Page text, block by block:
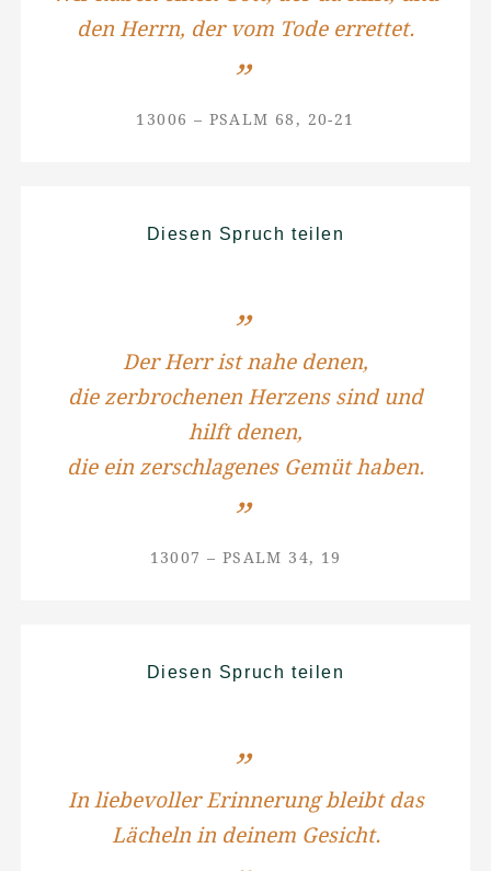
den Herrn, der vom Tode errettet.
13006 – PSALM 68, 20-21
Diesen Spruch teilen
Der Herr ist nahe denen,
die zerbrochenen Herzens sind und
hilft denen,
die ein zerschlagenes Gemüt haben.
13007 – PSALM 34, 19
Diesen Spruch teilen
In liebevoller Erinnerung bleibt das
Lächeln in deinem Gesicht.